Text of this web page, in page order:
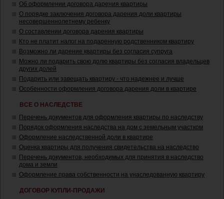
Об оформлении договора дарения квартиры
О порядке заключения договора дарения доли квартиры
несовершеннолетнему ребенку
О составлении договора дарения квартиры
Кто не платит налог на подаренную родственником квартиру
Возможно ли дарение квартиры без согласия супруга
Можно ли подарить свою долю квартиры без согласия владельцев
других долей
Подарить или завещать квартиру - что надежнее и лучше
Особенности оформления договора дарения доли в квартире
ВСЕ О НАСЛЕДСТВЕ
Перечень документов для оформления квартиры по наследству
Порядок оформления наследства на дом с земельным участком
Оформление наследственной доли в квартире
Оценка квартиры для получения свидетельства на наследство
Перечень документов, необходимых для принятия в наследство
дома и земли
Оформление права собственности на унаследованную квартиру
ДОГОВОР КУПЛИ-ПРОДАЖИ